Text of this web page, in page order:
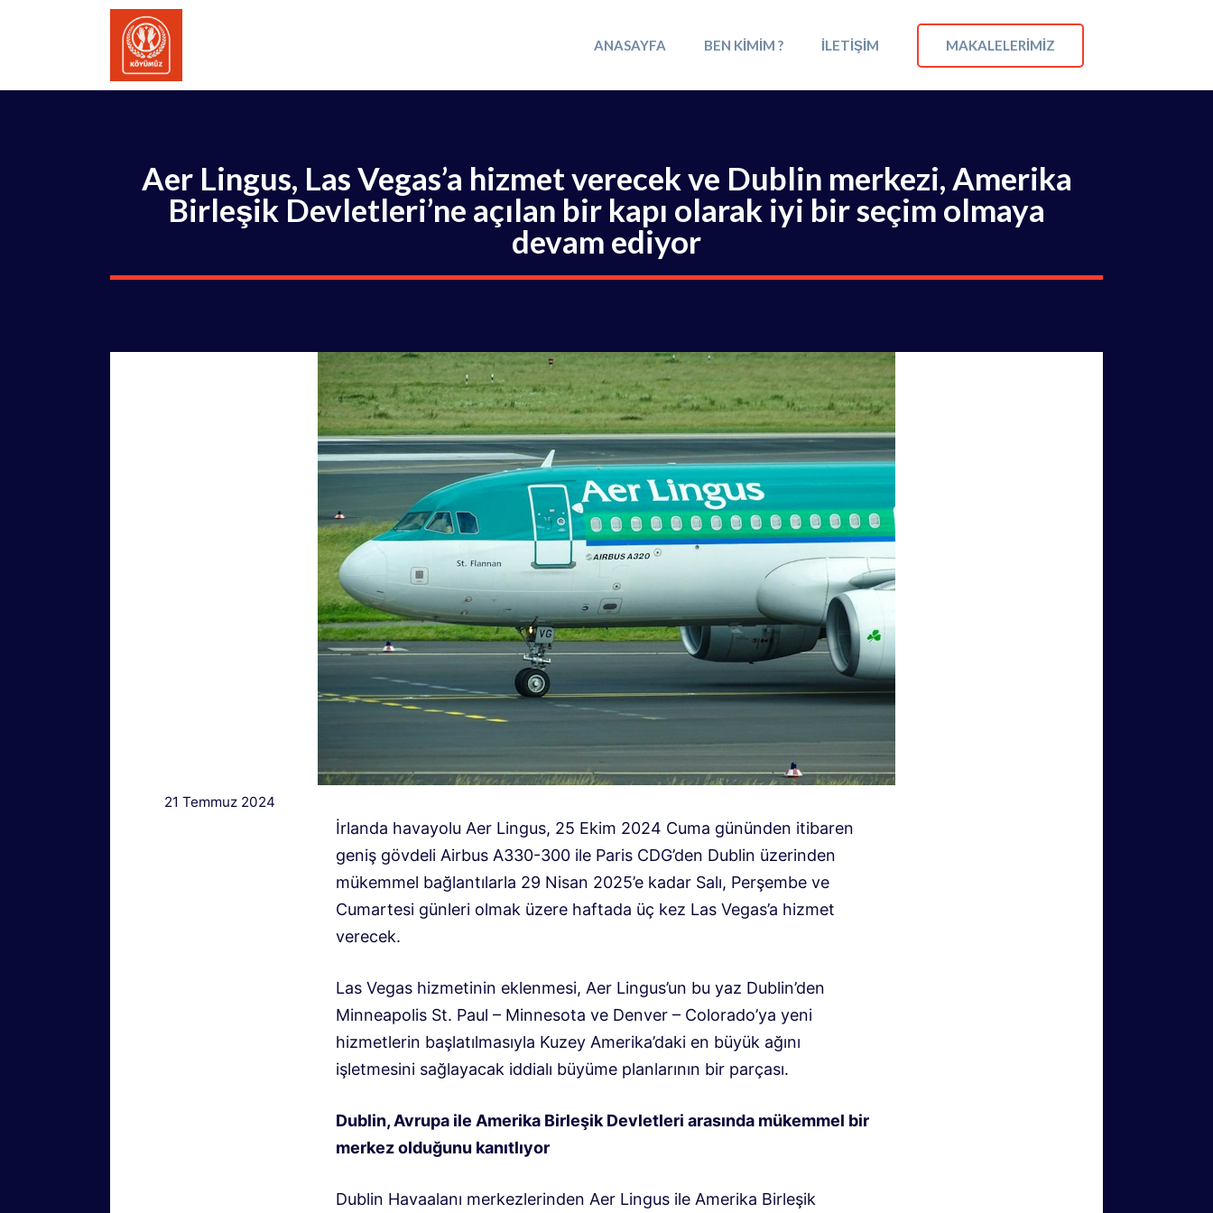
ANASAYFA BEN KIMIM ? İLETIŞIM MAKALELERIMIZ
Aer Lingus, Las Vegas’a hizmet verecek ve Dublin merkezi, Amerika
Birleşik Devletleri’ne açılan bir kapı olarak iyi bir seçim olmaya
devam ediyor
21 Temmuz 2024
İrlanda havayolu Aer Lingus, 25 Ekim 2024 Cuma gününden itibaren
geniş gövdeli Airbus A330-300 ile Paris CDG’den Dublin üzerinden
mükemmel bağlantılarla 29 Nisan 2025’e kadar Salı, Perşembe ve
Cumartesi günleri olmak üzere haftada üç kez Las Vegas’a hizmet
verecek.
Las Vegas hizmetinin eklenmesi, Aer Lingus’un bu yaz Dublin’den
Minneapolis St. Paul – Minnesota ve Denver – Colorado’ya yeni
hizmetlerin başlatılmasıyla Kuzey Amerika’daki en büyük ağını
işletmesini sağlayacak iddialı büyüme planlarının bir parçası.
Dublin, Avrupa ile Amerika Birleşik Devletleri arasında mükemmel bir
merkez olduğunu kanıtlıyor
Dublin Havaalanı merkezlerinden Aer Lingus ile Amerika Birleşik